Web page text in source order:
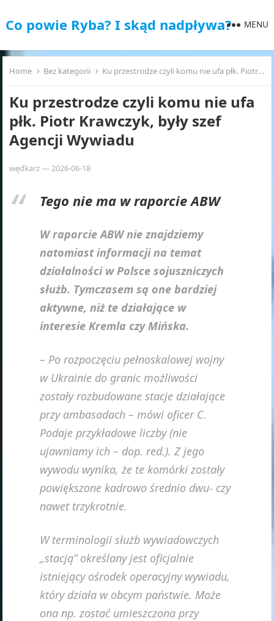
Co powie Ryba? I skąd nadpływa? MENU
Home Bez kategorii Ku przestrodze czyli komu nie ufa płk. Piotr Krawczyk, były szef Agencji Wywiadu
Ku przestrodze czyli komu nie ufa
płk. Piotr Krawczyk, były szef
Agencji Wywiadu
wędkarz—2026-06-18
Tego nie ma w raporcie ABW
W raporcie ABW nie znajdziemy
natomiast informacji na temat
działalności w Polsce sojuszniczych
służb. Tymczasem są one bardziej
aktywne, niż te działające w
interesie Kremla czy Mińska.
– Po rozpoczęciu pełnoskalowej wojny
w Ukrainie do granic możliwości
zostały rozbudowane stacje działające
przy ambasadach – mówi oficer C.
Podaje przykładowe liczby (nie
ujawniamy ich – dop. red.). Z jego
wywodu wynika, że te komórki zostały
powiększone kadrowo średnio dwu- czy
nawet trzykrotnie.
W terminologii służb wywiadowczych
„stacją” określany jest oficjalnie
istniejący ośrodek operacyjny wywiadu,
który działa w obcym państwie. Może
ona np. zostać umieszczona przy